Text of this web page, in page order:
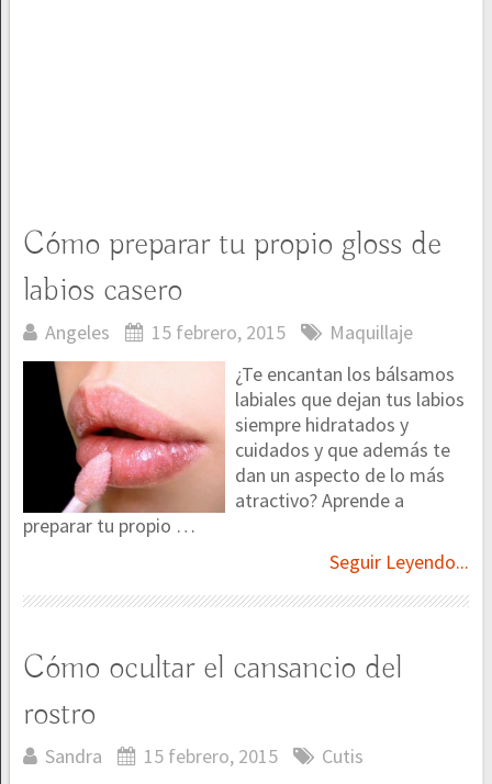
Cómo preparar tu propio gloss de
labios casero
Angeles 15 febrero, 2015
Maquillaje
¿Te encantan los bálsamos
labiales que dejan tus labios
siempre hidratados y
cuidados y que además te
dan un aspecto de lo más
atractivo? Aprende a
preparar tu propio …
Seguir Leyendo...
Cómo ocultar el cansancio del
rostro
Sandra 15 febrero, 2015
Cutis